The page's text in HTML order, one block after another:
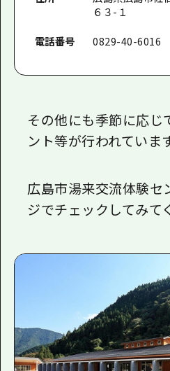
６３-１
電話番号
0829-40-6016
その他にも季節に応じ
ント等が行われていま
広島市湯来交流体験セ
ジでチェックしてみて